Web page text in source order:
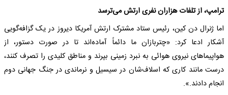
ترامپ، از تلفات هزاران نفری ارتش می‌ترسد
اما ژنرال دن کین، رئیس ستاد مشترک ارتش آمریکا دیروز در یک گزافه‌گویی
آشکار ادعا کرد: «چتربازان ما دائماً آماده‌اند تا در صورت دستور، از
هواپیماهای نیروی هوائی به نبرد زمینی بپرند و مناطق کلیدی را تصرف کنند،
درست مانند کاری که اسلاف‌شان در سیسیل و نرماندی در جنگ جهانی دوم
انجام دادند.».